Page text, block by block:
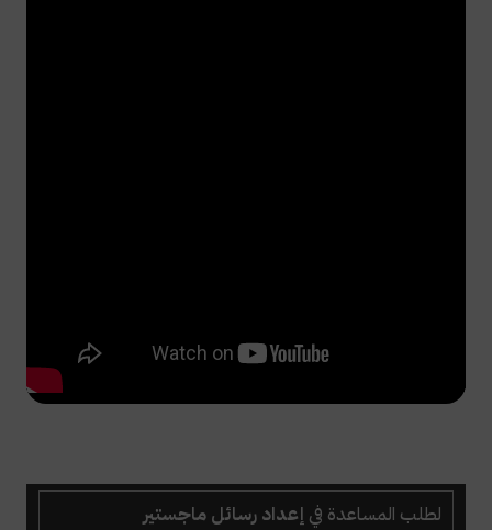
لطلب المساعدة في إعداد رسائل ماجستير